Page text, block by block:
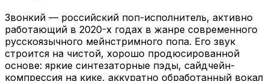
Звонкий — российский поп-исполнитель, активно
работающий в 2020-х годах в жанре современного
русскоязычного мейнстримного попа. Его звук
строится на чистой, хорошо продюсированной
основе: яркие синтезаторные пэды, сайдчейн-
компрессия на кике, аккуратно обработанный вокал